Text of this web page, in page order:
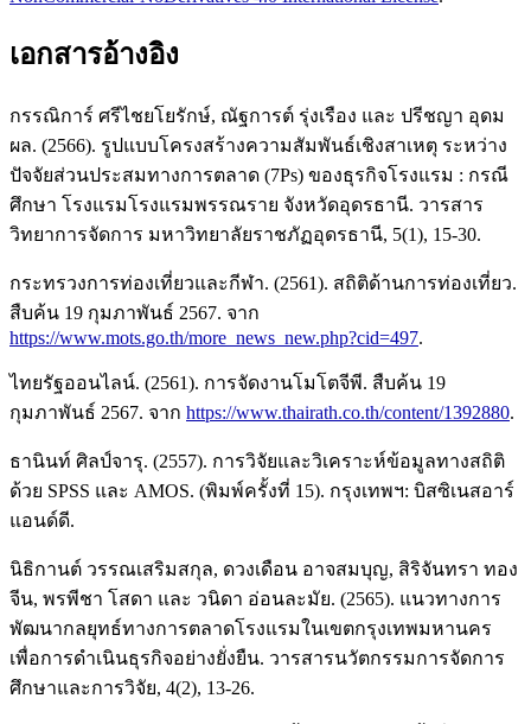
เอกสารอ้างอิง
กรรณิการ์ ศรีไชยโยรักษ์, ณัฐการต์ รุ่งเรือง และ ปรีชญา อุดม
ผล. (2566). รูปแบบโครงสร้างความสัมพันธ์เชิงสาเหตุ ระหว่าง
ปัจจัยส่วนประสมทางการตลาด (7Ps) ของธุรกิจโรงแรม : กรณี
ศึกษา โรงแรมโรงแรมพรรณราย จังหวัดอุดรธานี. วารสาร
วิทยาการจัดการ มหาวิทยาลัยราชภัฏอุดรธานี, 5(1), 15-30.
กระทรวงการท่องเที่ยวและกีฬา. (2561). สถิติด้านการท่องเที่ยว.
สืบค้น 19 กุมภาพันธ์ 2567. จาก
https://www.mots.go.th/more_news_new.php?cid=497.
ไทยรัฐออนไลน์. (2561). การจัดงานโมโตจีพี. สืบค้น 19
กุมภาพันธ์ 2567. จาก https://www.thairath.co.th/content/1392880.
ธานินท์ ศิลป์จารุ. (2557). การวิจัยและวิเคราะห์ข้อมูลทางสถิติ
ด้วย SPSS และ AMOS. (พิมพ์ครั้งที่ 15). กรุงเทพฯ: บิสซิเนสอาร์
แอนด์ดี.
นิธิกานต์ วรรณเสริมสกุล, ดวงเดือน อาจสมบุญ, สิริจันทรา ทอง
จีน, พรพีชา โสดา และ วนิดา อ่อนละมัย. (2565). แนวทางการ
พัฒนากลยุทธ์ทางการตลาดโรงแรมในเขตกรุงเทพมหานคร
เพื่อการดำเนินธุรกิจอย่างยั่งยืน. วารสารนวัตกรรมการจัดการ
ศึกษาและการวิจัย, 4(2), 13-26.